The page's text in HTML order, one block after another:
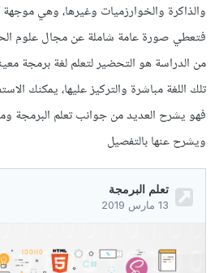
والذاكرة والخوارزميات وغيرها، وهي موجهة
فتعطي صورة عامة شاملة عن مجال علوم
من الدراسة هو التحضير لتعلم لغة برمجة
تلك اللغة مباشرة والتركيز عليها، يمكنك
فهو يشرح العديد من جوانب تعلم البرمجة
ويشرح عنها بالتفصيل